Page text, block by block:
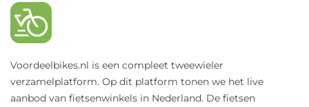
Voordeelbikes.nl is een compleet tweewieler
verzamelplatform. Op dit platform tonen we het live
aanbod van fietsenwinkels in Nederland. De fietsen